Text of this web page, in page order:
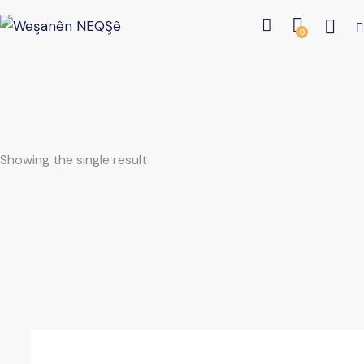
0
Showing the single result